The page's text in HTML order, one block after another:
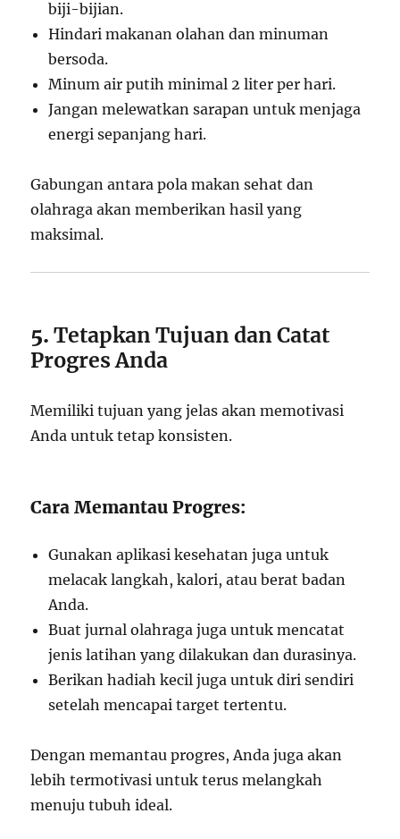
biji-bijian.
Hindari makanan olahan dan minuman
bersoda.
Minum air putih minimal 2 liter per hari.
Jangan melewatkan sarapan untuk menjaga
energi sepanjang hari.
Gabungan antara pola makan sehat dan
olahraga akan memberikan hasil yang
maksimal.
5.Tetapkan Tujuan dan Catat
Progres Anda
Memiliki tujuan yang jelas akan memotivasi
Anda untuk tetap konsisten.
Cara Memantau Progres:
Gunakan aplikasi kesehatan juga untuk
melacak langkah, kalori, atau berat badan
Anda.
Buat jurnal olahraga juga untuk mencatat
jenis latihan yang dilakukan dan durasinya.
Berikan hadiah kecil juga untuk diri sendiri
setelah mencapai target tertentu.
Dengan memantau progres, Anda juga akan
lebih termotivasi untuk terus melangkah
menuju tubuh ideal.